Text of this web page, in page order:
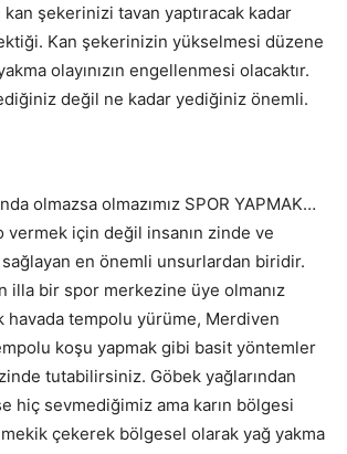
şekerinizi tavan yaptıracak kadar
Kan şekerinizin yükselmesi düzene
olayınızın engellenmesi olacaktır.
değil ne kadar yediğiniz önemli.
olmazsa olmazımız SPOR YAPMAK…
vermek için değil insanın zinde ve
sağlayan en önemli unsurlardan biridir.
illa bir spor merkezine üye olmanız
havada tempolu yürüme, Merdiven
koşu yapmak gibi basit yöntemler
tutabilirsiniz. Göbek yağlarından
hiç sevmediğimiz ama karın bölgesi
çekerek bölgesel olarak yağ yakma